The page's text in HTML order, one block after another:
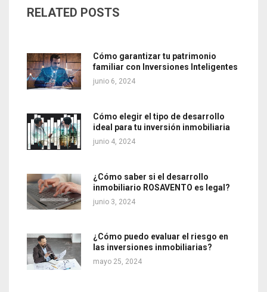
RELATED POSTS
Cómo garantizar tu patrimonio
familiar con Inversiones Inteligentes
junio 6, 2024
Cómo elegir el tipo de desarrollo
ideal para tu inversión inmobiliaria
junio 4, 2024
¿Cómo saber si el desarrollo
inmobiliario ROSAVENTO es legal?
junio 3, 2024
¿Cómo puedo evaluar el riesgo en
las inversiones inmobiliarias?
mayo 25, 2024